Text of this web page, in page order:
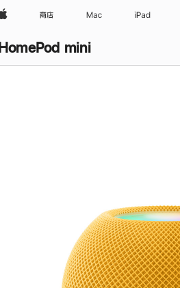
Apple 商店 Mac iPad
HomePod mini